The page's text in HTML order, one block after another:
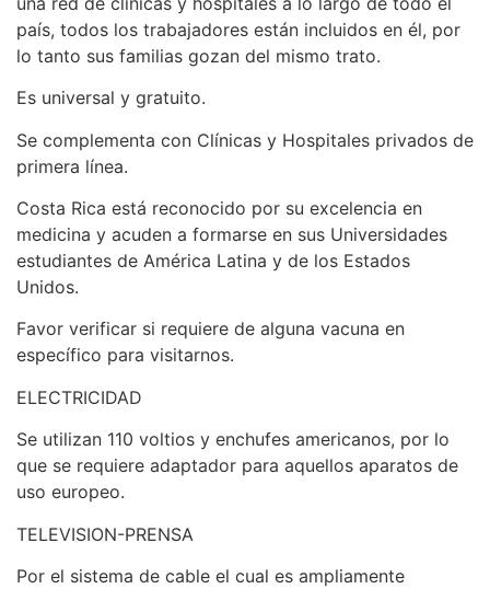
país, todos los trabajadores están incluidos en él, por
lo tanto sus familias gozan del mismo trato.
Es universal y gratuito.
Se complementa con Clínicas y Hospitales privados de
primera línea.
Costa Rica está reconocido por su excelencia en
medicina y acuden a formarse en sus Universidades
estudiantes de América Latina y de los Estados
Unidos.
Favor verificar si requiere de alguna vacuna en
específico para visitarnos.
ELECTRICIDAD
Se utilizan 110 voltios y enchufes americanos, por lo
que se requiere adaptador para aquellos aparatos de
uso europeo.
TELEVISION-PRENSA
Por el sistema de cable el cual es ampliamente